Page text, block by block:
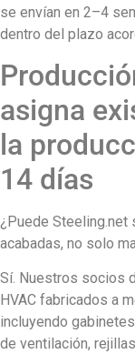
se envían en 2–4
dentro del plazo
asigna
la
14 días
¿Puede Steeling.net
acabadas, no solo
Sí. Nuestros socios
HVAC fabricados a
incluyendo
de ventilación,